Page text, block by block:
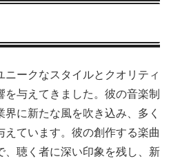
ークなスタイルとクオリティ
与えてきました。彼の音楽制
に新たな風を吹き込み、多く
ています。彼の創作する楽曲
、聴く者に深い印象を残し、新